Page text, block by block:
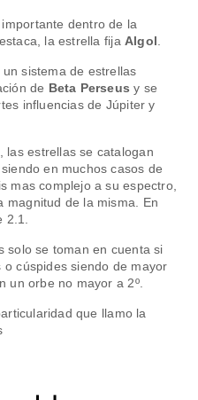
dentro de la
la estrella fija Algol
sistema de estrellas
de Beta Perseus y se
influencias de Júpiter y
las estrellas se catalogan
en muchos casos de
mas complejo a su espectro,
magnitud de la misma. En
solo se toman en cuenta si
cúspides siendo de mayor
un orbe no mayor a 2º.
que llamo la